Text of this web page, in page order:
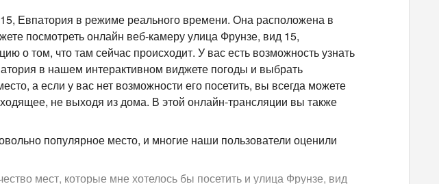
Евпатория в режиме реального времени. Она расположена в
посмотреть онлайн веб-камеру улица Фрунзе, вид 15,
о том, что там сейчас происходит. У вас есть возможность узнать
в нашем интерактивном виджете погоды и выбрать
а если у вас нет возможности его посетить, вы всегда можете
не выходя из дома. В этой онлайн-трансляции вы также
популярное место, и многие наши пользователи оценили
мест, которые мне хотелось бы посетить и улица Фрунзе, вид